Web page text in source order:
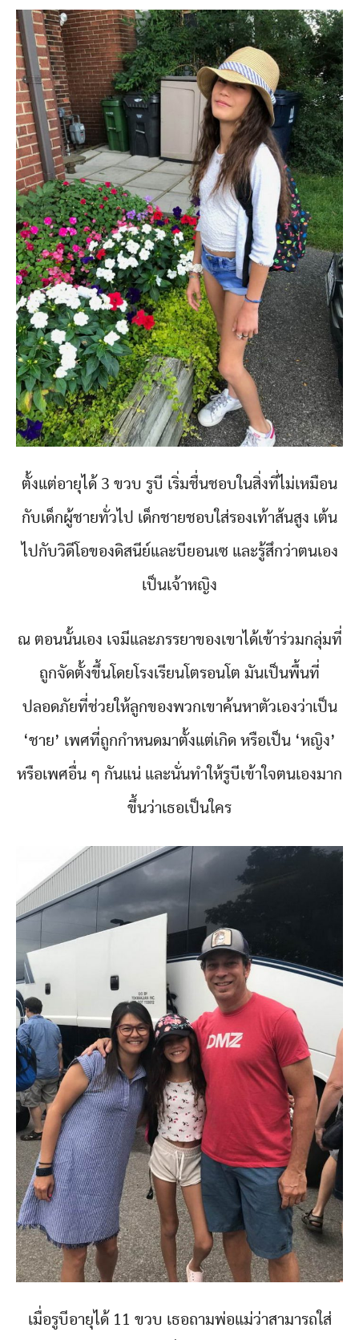
ตั้งแต่อายุได้ 3 ขวบ รูบี เริ่มชื่นชอบในสิ่งที่ไม่เหมือน
กับเด็กผู้ชายทั่วไป เด็กชายชอบใส่รองเท้าส้นสูง เต้น
ไปกับวิดีโอของดิสนีย์และบียอนเซ และรู้สึกว่าตนเอง
เป็นเจ้าหญิง
ณ ตอนนั้นเอง เจมีและภรรยาของเขาได้เข้าร่วมกลุ่มที่
ถูกจัดตั้งขึ้นโดยโรงเรียนโตรอนโต มันเป็นพื้นที่
ปลอดภัยที่ช่วยให้ลูกของพวกเขาค้นหาตัวเองว่าเป็น
‘ชาย’ เพศที่ถูกกำหนดมาตั้งแต่เกิด หรือเป็น ‘หญิง’
หรือเพศอื่น ๆ กันแน่ และนั่นทำให้รูบีเข้าใจตนเองมาก
ขึ้นว่าเธอเป็นใคร
เมื่อรูบีอายุได้ 11 ขวบ เธอถามพ่อแม่ว่าสามารถใส่